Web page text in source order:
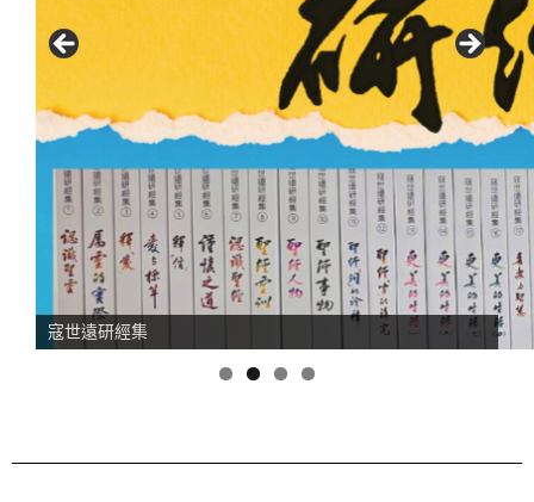
2026年8月份 恩典365
寇世遠研經集
寇世遠研經集 免費電子書
恩典365